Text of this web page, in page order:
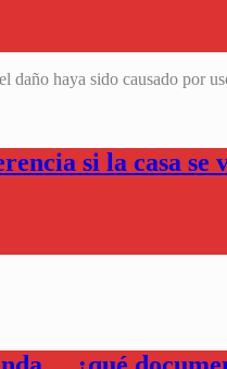
daño haya sido causado por
si la casa se